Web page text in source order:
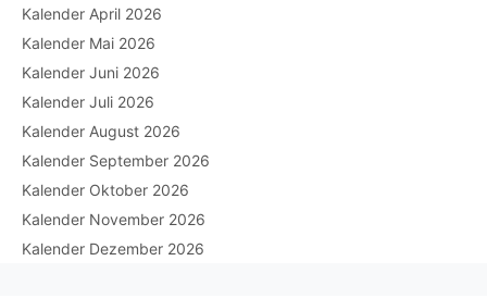
Kalender April 2026
Kalender Mai 2026
Kalender Juni 2026
Kalender Juli 2026
Kalender August 2026
Kalender September 2026
Kalender Oktober 2026
Kalender November 2026
Kalender Dezember 2026